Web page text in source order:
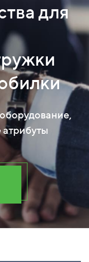
для
атрибуты